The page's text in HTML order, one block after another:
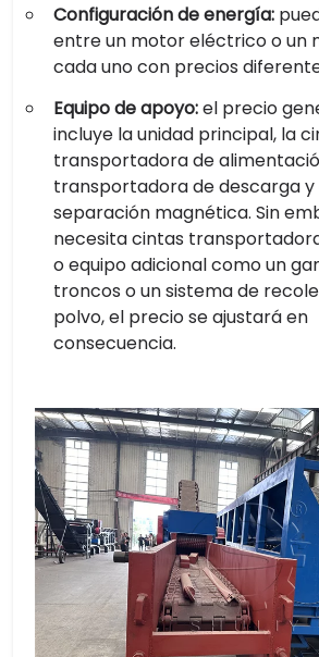
Configuración de energía:
entre un motor eléctrico o un
cada uno con precios
Equipo de apoyo:el precio
incluye la unidad principal, la
transportadora de
transportadora de descarga y
separación magnética. Sin
necesita cintas
o equipo adicional como un
troncos o un sistema de
polvo, el precio se ajustará en
consecuencia.